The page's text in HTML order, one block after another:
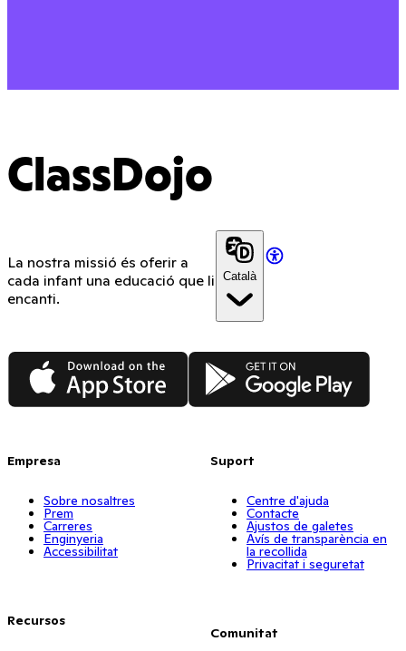
ClassDojo
La nostra missió és oferir a
cada infant una educació que li
encanti.
Català
App Store Google Play
Empresa
Sobre nosaltres
Prem
Carreres
Enginyeria
Accessibilitat
Recursos
Suport
Centre d'ajuda
Contacte
Ajustos de galetes
Avís de transparència en
la recollida
Privacitat i seguretat
Comunitat